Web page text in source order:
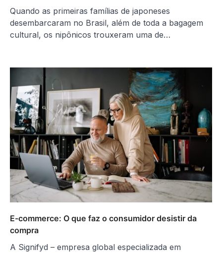
Quando as primeiras famílias de japoneses
desembarcaram no Brasil, além de toda a bagagem
cultural, os nipônicos trouxeram uma de…
E-commerce: O que faz o consumidor desistir da
compra
A Signifyd – empresa global especializada em